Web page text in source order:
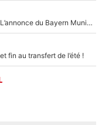
Scandale dans la vie privée de Michael Olise : L’annonce du Bayern Munich sur son enfant caché
fin au transfert de l’été !